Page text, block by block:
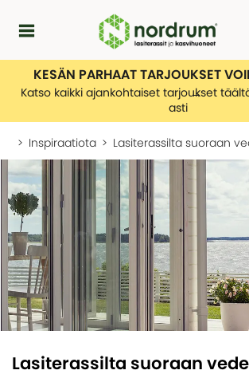
Kampanjat
KATEGORIAT
Yleiskatsaus - Uutuuksia
Rakentamislupa
Asiakaspalvelu
KATEGORIAT
Yleiskatsaus - Asiakaspalvelu
Ota yhteyttä
Tietoa toimituksistamme
Ostoehdot
Lasiterassiopas
Lasiterassit
KATEGORIAT
Yleiskatsaus - Lasiterassit
Kasvihuone
Puutarharakennukset
KESÄN PARHAAT TARJOUKSET
Katso kaikki ajankohtaiset tarjoukset
asti
Inspiraatiota Lasiterassilta suoraan
Lasiterassilta suoraan